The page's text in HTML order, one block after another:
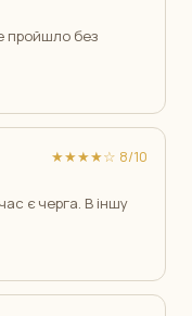
пройшло без
★★★★☆ 8/10
є черга. В іншу